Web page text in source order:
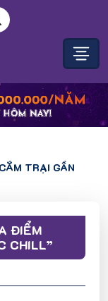
TRẠI GẦN
ĐIỂM
CHILL”